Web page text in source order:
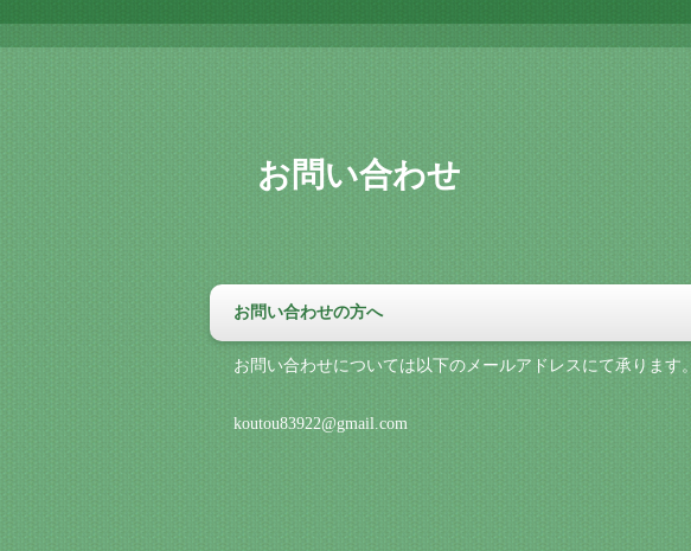
お問い合わせ
お問い合わせの方へ
お問い合わせについては以下のメールアドレスにて承ります。
koutou83922@gmail.com